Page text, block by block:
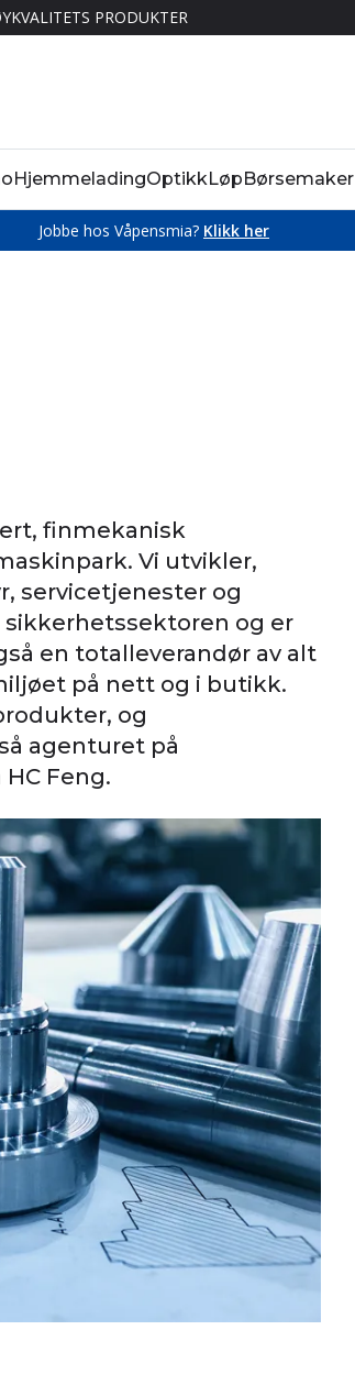
PRODUKTER
HjemmeladingOptikkLøpBørsemaker
Jobbe hos Våpensmia? Klikk her
finmekanisk
Vi utvikler,
servicetjenester og
og er
en totalleverandør av alt
på nett og i butikk.
og
agenturet på
Feng.